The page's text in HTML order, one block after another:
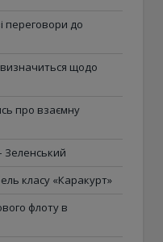
переговори до
щодо
про взаємну
Зеленський
класу «Каракурт»
флоту в